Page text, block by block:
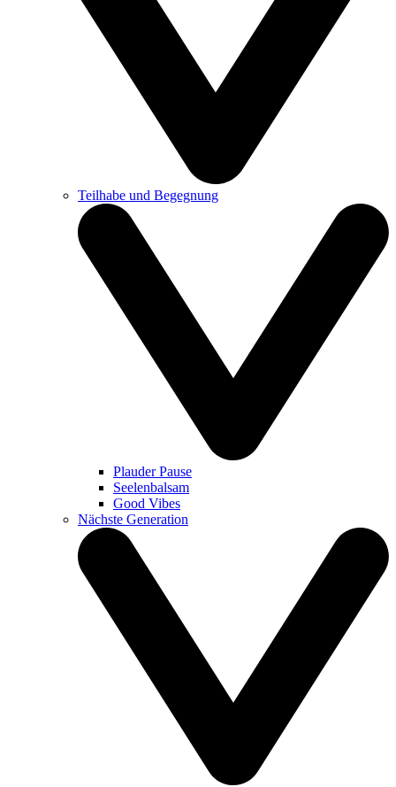
Teilhabe und Begegnung
Plauder Pause
Seelenbalsam
Good Vibes
Nächste Generation